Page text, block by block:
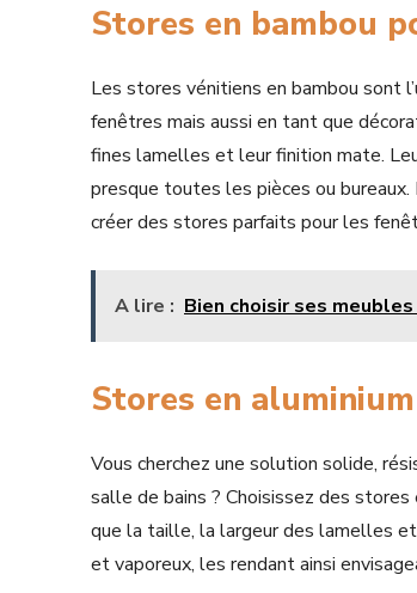
Stores en bambou
Les stores vénitiens en bambou sont
fenêtres mais aussi en tant que
fines lamelles et leur finition mate.
presque toutes les pièces ou
créer des stores parfaits pour les
A lire : Bien choisir ses
Stores en
Vous cherchez une solution solide,
salle de bains ? Choisissez des
que la taille, la largeur des lamelles
et vaporeux, les rendant ainsi